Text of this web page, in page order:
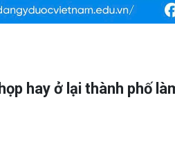
hay ở lại thành phố